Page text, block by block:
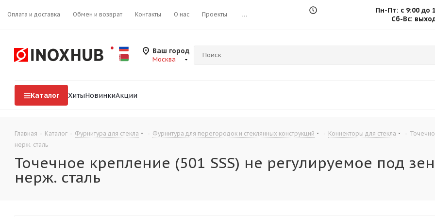
Оплата и доставка Обмен и возврат Контакты О нас Проекты ...
Пн-Пт: с 9:00 до
Сб-Вс:
Ваш город
Москва
Каталог ХитыНовинкиАкции
Главная - Каталог - Фурнитура для стекла - Фурнитура для перегородок и стеклянных конструкций - Коннекторы для стекла -
нерж. сталь
Точечное крепление (501 SSS) не регулируемое под
нерж. сталь